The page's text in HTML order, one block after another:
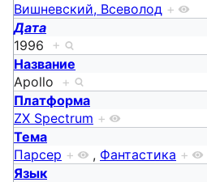
Вишневский, Всеволод +
Дата
1996 +
Название
Apollo +
Платформа
ZX Spectrum +
Тема
Парсер + , Фантастика +
Язык